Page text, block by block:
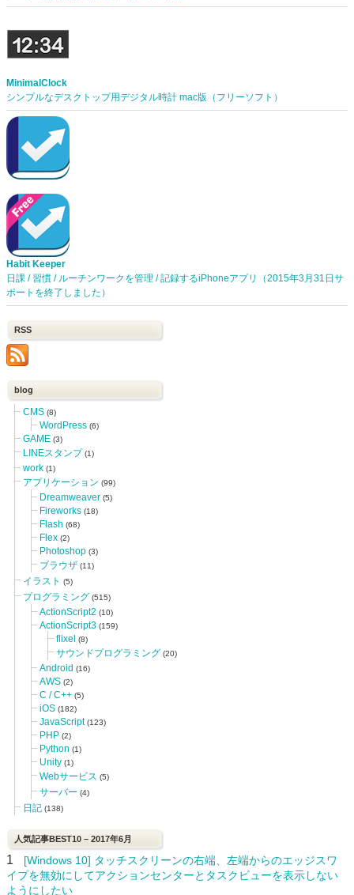
MinimalClock
シンプルなデスクトップ用デジタル時計 mac版（フリーソフト）
Habit Keeper
日課 / 習慣 / ルーチンワークを管理 / 記録するiPhoneアプリ（2015年3月31日サ
ポートを終了しました）
RSS
blog
CMS (8)
WordPress (6)
GAME (3)
LINEスタンプ (1)
work (1)
アプリケーション (99)
Dreamweaver (5)
Fireworks (18)
Flash (68)
Flex (2)
Photoshop (3)
ブラウザ (11)
イラスト (5)
プログラミング (515)
ActionScript2 (10)
ActionScript3 (159)
flixel (8)
サウンドプログラミング (20)
Android (16)
AWS (2)
C / C++ (5)
iOS (182)
JavaScript(123)
PHP (2)
Python (1)
Unity (1)
Webサービス (5)
サーバー (4)
日記 (138)
人気記事BEST10 – 2017年6月
1
[Windows 10] タッチスクリーンの右端、左端からのエッジスワ
イプを無効にしてアクションセンターとタスクビューを表示しない
ようにしたい